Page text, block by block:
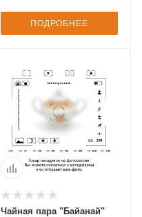
ПОДРОБНЕЕ
Чайная пара "Байанай"